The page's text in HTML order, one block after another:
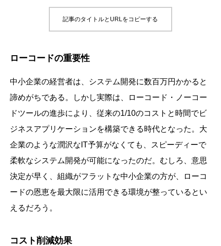
記事のタイトルとURLをコピーする
ローコードの重要性
中小企業の経営者は、システム開発に数百万円かかると
諦めがちである。しかし実際は、ローコード・ノーコー
ドツールの進歩により、従来の1/10のコストと時間でビ
ジネスアプリケーションを構築できる時代となった。大
企業のような潤沢なIT予算がなくても、スピーディーで
柔軟なシステム開発が可能になったのだ。むしろ、意思
決定が早く、組織がフラットな中小企業の方が、ローコ
ードの恩恵を最大限に活用できる環境が整っているとい
えるだろう。
コスト削減効果